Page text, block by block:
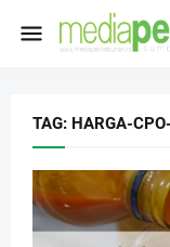
TAG: HARGA-